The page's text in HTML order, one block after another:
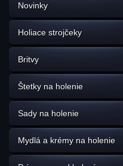
Novinky
Holiace strojčeky
Britvy
Štetky na holenie
Sady na holenie
Mydlá a krémy na holenie